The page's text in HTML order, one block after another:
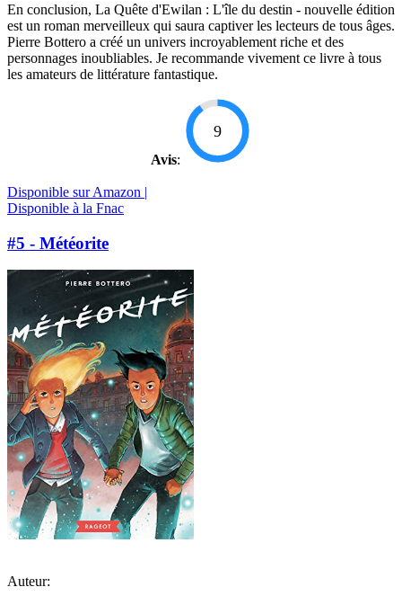
En conclusion, La Quête d'Ewilan : L'île du destin - nouvelle édition
est un roman merveilleux qui saura captiver les lecteurs de tous âges.
Pierre Bottero a créé un univers incroyablement riche et des
personnages inoubliables. Je recommande vivement ce livre à tous
les amateurs de littérature fantastique.
Avis:
9
Disponible sur Amazon |
Disponible à la Fnac
#5 - Météorite
Auteur: